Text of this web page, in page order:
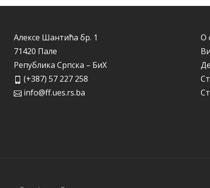
Алексе Шантића бр. 1
71420 Пале
Република Српска – БиХ
(+387) 57 227 258
info@ff.ues.rs.ba
О